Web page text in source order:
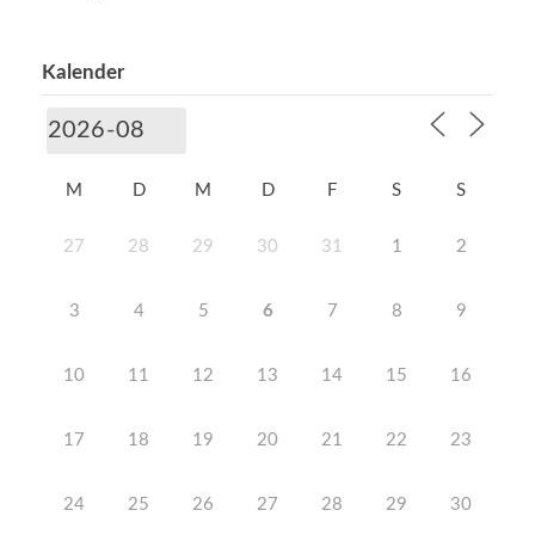
Kalender
M D M D F S S
27 28 29 30 31 1 2
3 4 5 6 7 8 9
10 11 12 13 14 15 16
17 18 19 20 21 22 23
24 25 26 27 28 29 30